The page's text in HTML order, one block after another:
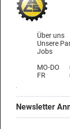
Über uns
Unsere
Jobs
MO-DO
FR
Newsletter